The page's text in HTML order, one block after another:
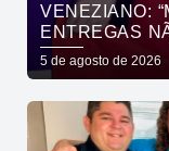
VENEZIANO:
ENTREGAS
DINHEIRO, SE
5 de agosto de 2026